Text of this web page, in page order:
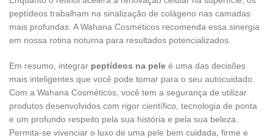
peptídeos trabalham na sinalização de colágeno nas camadas
mais profundas. A Wahana Cosméticos recomenda essa sinergia
em nossa rotina noturna para resultados potencializados.
Em resumo, integrar peptídeos na pele é uma das decisões
mais inteligentes que você pode tomar para o seu autocuidado.
Com a Wahana Cosméticos, você tem a segurança de utilizar
produtos desenvolvidos com rigor científico, tecnologia de ponta
e um profundo respeito pela sua história e pela sua beleza.
Permita-se vivenciar o luxo de uma pele bem cuidada, firme e